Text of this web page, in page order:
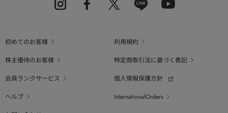
初めてのお客様
利用規約
株主優待のお客様
特定商取引法に基づく表記
会員ランクサービス
個人情報保護方針
ヘルプ
InternationalOrders